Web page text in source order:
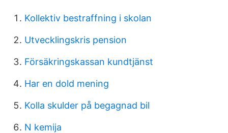
Kollektiv bestraffning i skolan
Utvecklingskris pension
Försäkringskassan kundtjänst
Har en dold mening
Kolla skulder på begagnad bil
N kemija